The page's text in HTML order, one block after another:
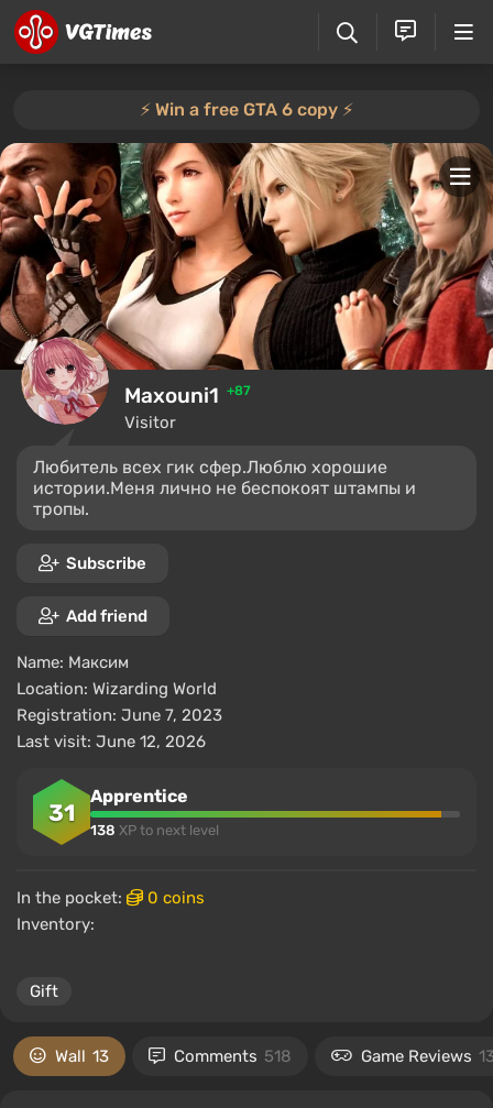
⚡️ Win a free GTA 6 copy ⚡️
Maxouni1 +87
Visitor
Любитель всех гик сфер.Люблю хорошие
истории.Меня лично не беспокоят штампы и
тропы.
Subscribe
Add friend
Name: Максим
Location: Wizarding World
Registration: June 7, 2023
Last visit: June 12, 2026
31
Apprentice
138 XP to next level
In the pocket:
0 coins
Inventory:
Gift
Wall 13 Comments 518 Game Reviews